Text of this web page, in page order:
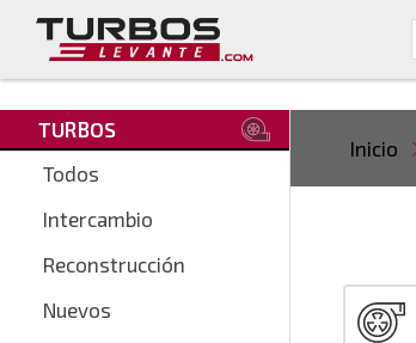
TURBOS
Todos
Intercambio
Reconstrucción
Nuevos
Inicio